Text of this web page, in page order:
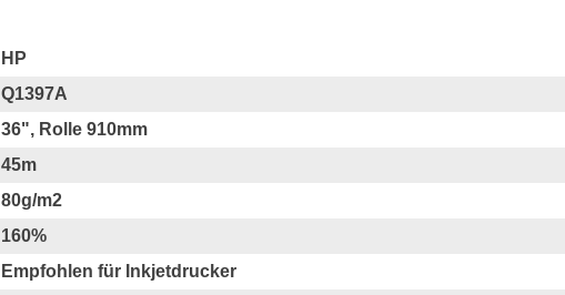
HP
Q1397A
36", Rolle 910mm
45m
80g/m2
160%
Empfohlen für Inkjetdrucker